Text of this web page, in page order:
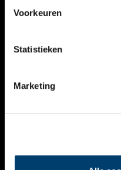
Voorkeuren
Statistieken
Marketing
KALENDER
THEMA’S
VIDEO’S
CONTACT